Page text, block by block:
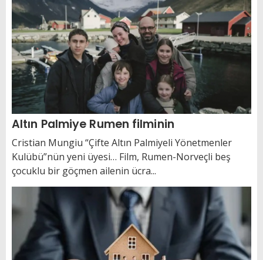
Altın Palmiye Rumen filminin
Cristian Mungiu “Çifte Altın Palmiyeli Yönetmenler
Kulübü”nün yeni üyesi… Film, Rumen-Norveçli beş
çocuklu bir göçmen ailenin ücra...